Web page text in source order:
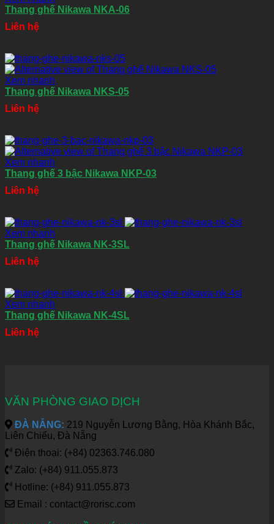
Thang ghế Nikawa NKA-06
Liên hệ
Xem nhanh
Thang ghế Nikawa NKS-05
Liên hệ
Xem nhanh
Thang ghế 3 bậc Nikawa NKP-03
Liên hệ
Xem nhanh
Thang ghế Nikawa NK-3SL
Liên hệ
Xem nhanh
Thang ghế Nikawa NK-4SL
Liên hệ
VĂN PHÒNG GIAO DỊCH
ĐÀ NẴNG: 219 Nguyễn Lương Bằng, Hòa Khánh Bắc,
Liên Chiểu, Đà Nẵng
Điện thoại: (+84) 02363.746.080
Zalo: (+84) 911.055.873
Hotline: (+84) 911.055.873
Email : contact@rorisc.com